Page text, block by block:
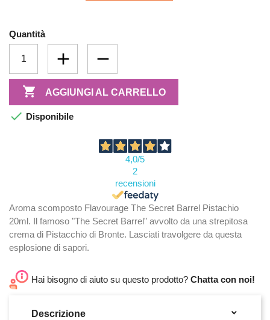
Quantità
 AGGIUNGI AL CARRELLO
 Disponibile
4,0/5
2
recensioni
Aroma scomposto Flavourage The Secret Barrel Pistachio
20ml. Il famoso "The Secret Barrel" avvolto da una strepitosa
crema di Pistacchio di Bronte. Lasciati travolgere da questa
esplosione di sapori.
Hai bisogno di aiuto su questo prodotto? Chatta con noi!
Descrizione 